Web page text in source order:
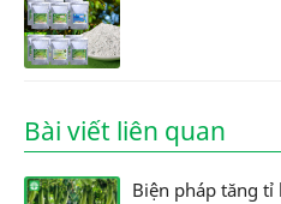
Bài viết liên quan
Biện pháp tăng tỉ